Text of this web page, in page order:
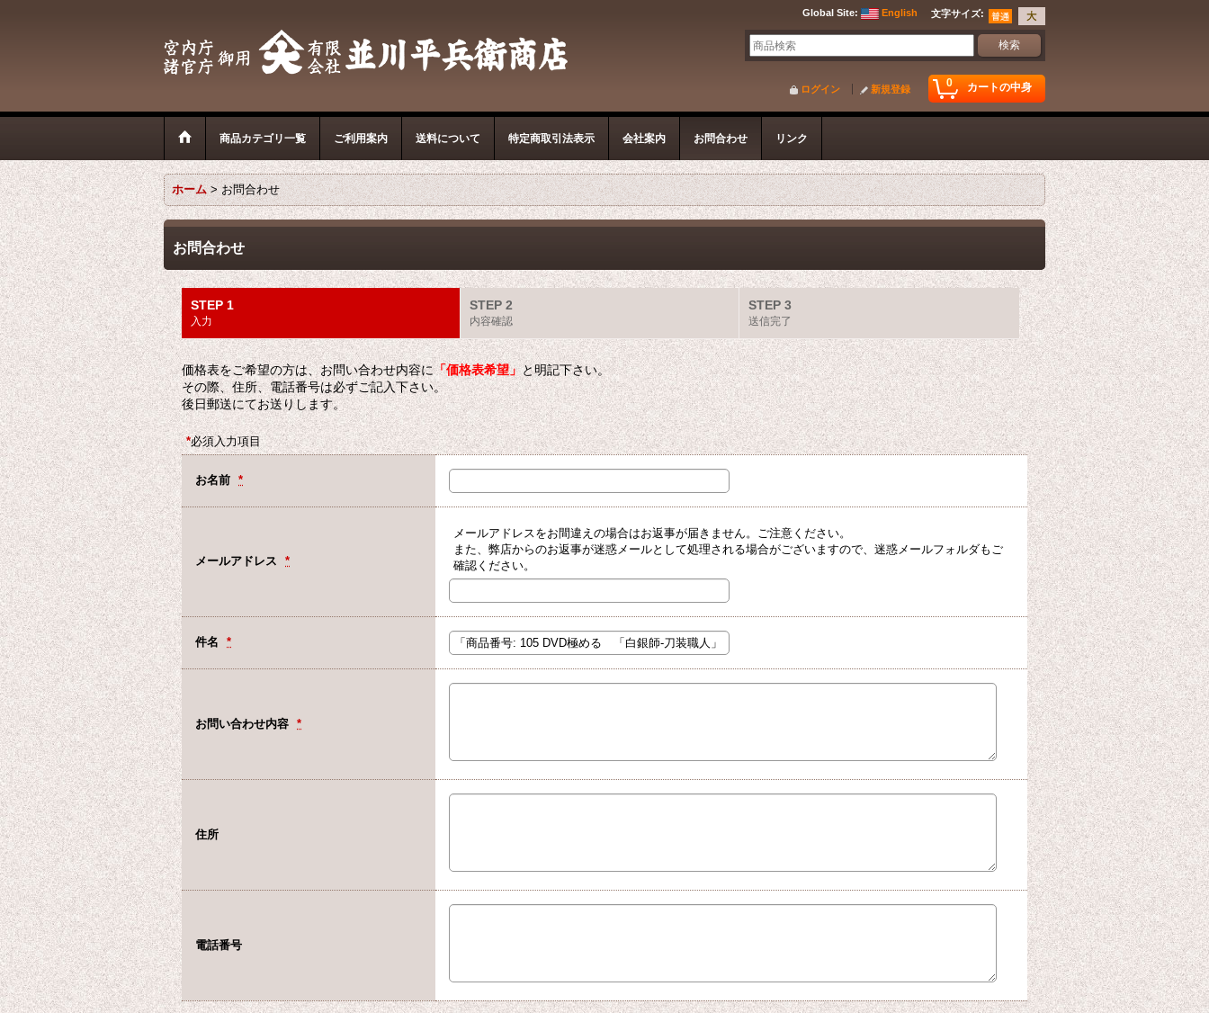
文字サイズ:
Global Site: English
0 カートの中身
ログイン 新規登録
商品カテゴリ一覧 ご利用案内 送料について 特定商取引法表示 会社案内 お問合わせ リンク
ホーム > お問合わせ
お問合わせ
STEP 1
入力
STEP 2
内容確認
STEP 3
送信完了
価格表をご希望の方は、お問い合わせ内容に「価格表希望」と明記下さい。
その際、住所、電話番号は必ずご記入下さい。
後日郵送にてお送りします。
*必須入力項目
お名前 *
メールアドレス *
メールアドレスをお間違えの場合はお返事が届きません。ご注意ください。
また、弊店からのお返事が迷惑メールとして処理される場合がございますので、迷惑メールフォルダもご
確認ください。
件名 *
お問い合わせ内容 *
住所
電話番号